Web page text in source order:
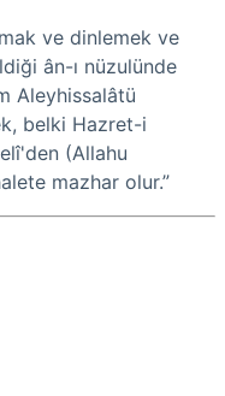
ve dinlemek ve
ân-ı nüzulünde
Aleyhissalâtü
belki Hazret-i
(Allahu
mazhar olur.”